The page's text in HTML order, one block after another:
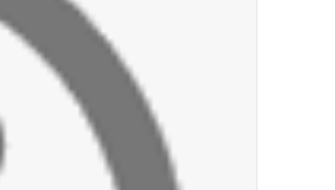
روابط القطاع
خلفيات توقيف
أخبار لبنان
حراك ديبلوماسي
أخبار لبنان
ليلة سقوط رياض